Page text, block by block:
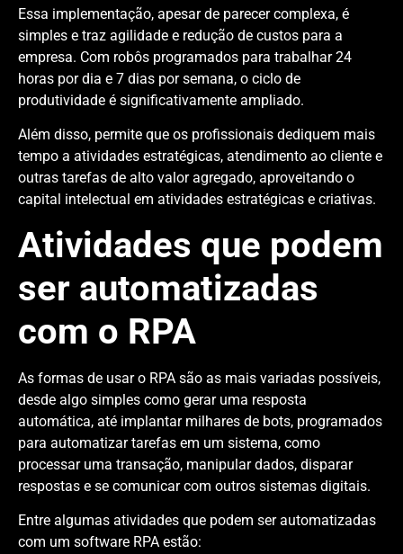
Essa implementação, apesar de parecer complexa, é
simples e traz agilidade e redução de custos para a
empresa. Com robôs programados para trabalhar 24
horas por dia e 7 dias por semana, o ciclo de
produtividade é significativamente ampliado.
Além disso, permite que os profissionais dediquem mais
tempo a atividades estratégicas, atendimento ao cliente e
outras tarefas de alto valor agregado, aproveitando o
capital intelectual em atividades estratégicas e criativas.
Atividades que podem
ser automatizadas
com o RPA
As formas de usar o RPA são as mais variadas possíveis,
desde algo simples como gerar uma resposta
automática, até implantar milhares de bots, programados
para automatizar tarefas em um sistema, como
processar uma transação, manipular dados, disparar
respostas e se comunicar com outros sistemas digitais.
Entre algumas atividades que podem ser automatizadas
com um software RPA estão: